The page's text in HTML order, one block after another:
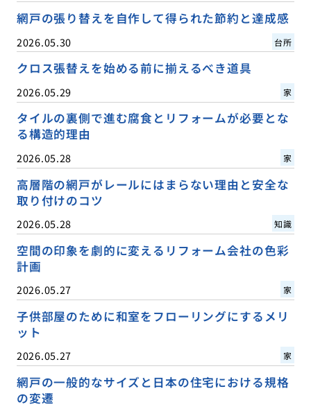
網戸の張り替えを自作して得られた節約と達成感
2026.05.30 台所
クロス張替えを始める前に揃えるべき道具
2026.05.29 家
タイルの裏側で進む腐食とリフォームが必要とな
る構造的理由
2026.05.28 家
高層階の網戸がレールにはまらない理由と安全な
取り付けのコツ
2026.05.28 知識
空間の印象を劇的に変えるリフォーム会社の色彩
計画
2026.05.27 家
子供部屋のために和室をフローリングにするメリ
ット
2026.05.27 家
網戸の一般的なサイズと日本の住宅における規格
の変遷